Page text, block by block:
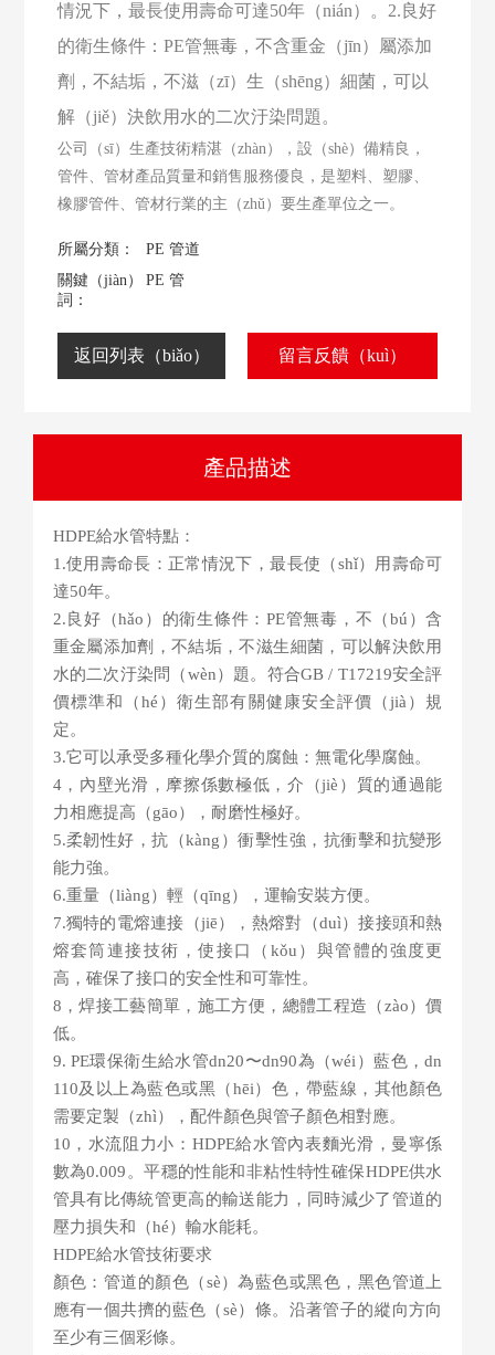
情況下，最長使用壽命可達50年（nián）。2.良好
的衛生條件：PE管無毒，不含重金（jīn）屬添加
劑，不結垢，不滋（zī）生（shēng）細菌，可以
解（jiě）決飲用水的二次汙染問題。
公司（sī）生產技術精湛（zhàn），設（shè）備精良，
管件、管材產品質量和銷售服務優良，是塑料、塑膠、
橡膠管件、管材行業的主（zhǔ）要生產單位之一。
所屬分類：
PE 管道
關鍵（jiàn）
詞：
PE 管
返回列表（biǎo） 留言反饋（kuì）
產品描述
HDPE給水管特點：
1.使用壽命長：正常情況下，最長使（shǐ）用壽命可
達50年。
2.良好（hǎo）的衛生條件：PE管無毒，不（bú）含
重金屬添加劑，不結垢，不滋生細菌，可以解決飲用
水的二次汙染問（wèn）題。符合GB / T17219安全評
價標準和（hé）衛生部有關健康安全評價（jià）規
定。
3.它可以承受多種化學介質的腐蝕：無電化學腐蝕。
4，內壁光滑，摩擦係數極低，介（jiè）質的通過能
力相應提高（gāo），耐磨性極好。
5.柔韌性好，抗（kàng）衝擊性強，抗衝擊和抗變形
能力強。
6.重量（liàng）輕（qīng），運輸安裝方便。
7.獨特的電熔連接（jiē），熱熔對（duì）接接頭和熱
熔套筒連接技術，使接口（kǒu）與管體的強度更
高，確保了接口的安全性和可靠性。
8，焊接工藝簡單，施工方便，總體工程造（zào）價
低。
9. PE環保衛生給水管dn20〜dn90為（wéi）藍色，dn
110及以上為藍色或黑（hēi）色，帶藍線，其他顏色
需要定製（zhì），配件顏色與管子顏色相對應。
10，水流阻力小：HDPE給水管內表麵光滑，曼寧係
數為0.009。平穩的性能和非粘性特性確保HDPE供水
管具有比傳統管更高的輸送能力，同時減少了管道的
壓力損失和（hé）輸水能耗。
HDPE給水管技術要求
顏色：管道的顏色（sè）為藍色或黑色，黑色管道上
應有一個共擠的藍色（sè）條。沿著管子的縱​​向方向
至少有三個彩條。